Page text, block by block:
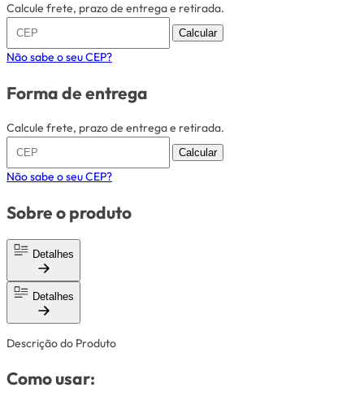
Calcule frete, prazo de entrega e retirada.
Calcular
Não sabe o seu CEP?
Forma de entrega
Calcule frete, prazo de entrega e retirada.
Calcular
Não sabe o seu CEP?
Sobre o produto
Detalhes
Detalhes
Descrição do Produto
Como usar: